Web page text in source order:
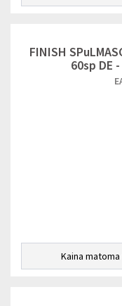
FINISH
60sp DE -
Kaina